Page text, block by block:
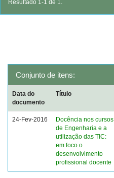
Resultado 1-1 de 1.
Conjunto de itens:
Data do
documento
Título
24-Fev-2016
Docência nos cursos
de Engenharia e a
utilização das TIC:
em foco o
desenvolvimento
profissional docente